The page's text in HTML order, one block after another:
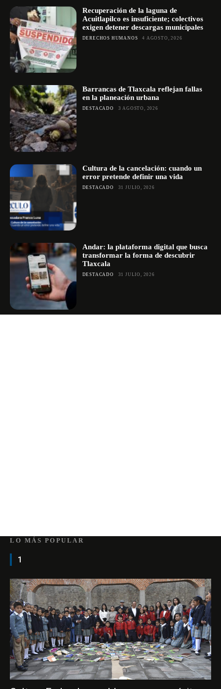
Recuperación de la laguna de
Acuitlapilco es insuficiente; colectivos
exigen detener descargas municipales
DERECHOS HUMANOS 4 AGOSTO, 2026
Barrancas de Tlaxcala reflejan fallas
en la planeación urbana
DESTACADO 3 AGOSTO, 2026
Cultura de la cancelación: cuando un
error pretende definir una vida
DESTACADO 31 JULIO, 2026
Andar: la plataforma digital que busca
transformar la forma de descubrir
Tlaxcala
DESTACADO 31 JULIO, 2026
LO MÁS POPULAR
1